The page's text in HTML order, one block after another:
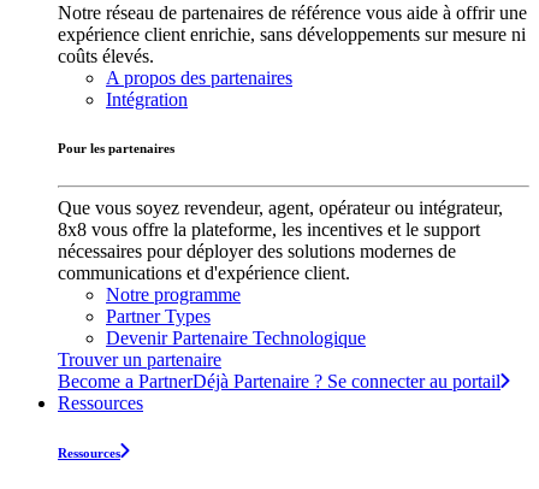
Notre réseau de partenaires de référence vous aide à offrir une
expérience client enrichie, sans développements sur mesure ni
coûts élevés.
A propos des partenaires
Intégration
Pour les partenaires
Que vous soyez revendeur, agent, opérateur ou intégrateur,
8x8 vous offre la plateforme, les incentives et le support
nécessaires pour déployer des solutions modernes de
communications et d'expérience client.
Notre programme
Partner Types
Devenir Partenaire Technologique
Trouver un partenaire
Become a PartnerDéjà Partenaire ? Se connecter au portail
Ressources
Ressources